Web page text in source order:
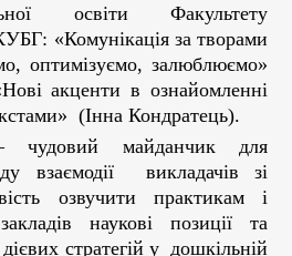
освіти Факультету
«Комунікація за творами
оптимізуємо, залюблюємо»
акценти в ознайомленні
(Інна Кондратець).
чудовий майданчик для
взаємодії викладачів зі
озвучити практикам і
наукові позиції та
стратегій у дошкільній